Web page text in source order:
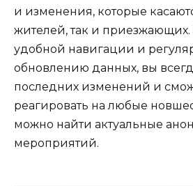
и изменения, которые
жителей, так и приезжающих.
удобной навигации и
обновлению данных, вы
последних изменений и
реагировать на любые
можно найти актуальные
мероприятий.